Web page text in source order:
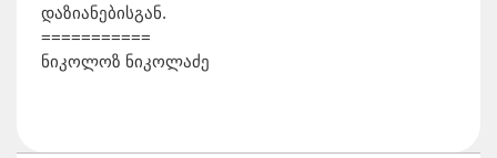
დაზიანებისგან.
===========
ნიკოლოზ ნიკოლაძე